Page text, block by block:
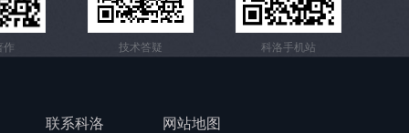
作 技术答疑 科洛手机站
联系科洛 网站地图